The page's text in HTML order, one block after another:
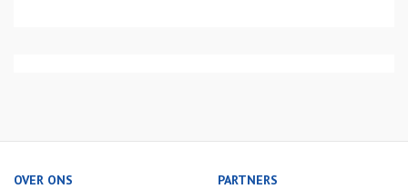
OVER ONS PARTNERS